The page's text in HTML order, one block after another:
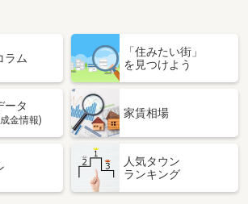
井令
格
4.75万円
山口県防府市大字仁井令
面積 45.72m²
り
町
所
山口県山口市金古曽町
ラム
「住みたい街」
を見つけよう
ータ
金情報)
家賃相場
人気タウン
ランキング